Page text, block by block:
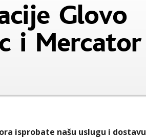
Glovo
i Mercator
isprobate našu uslugu i dostavu